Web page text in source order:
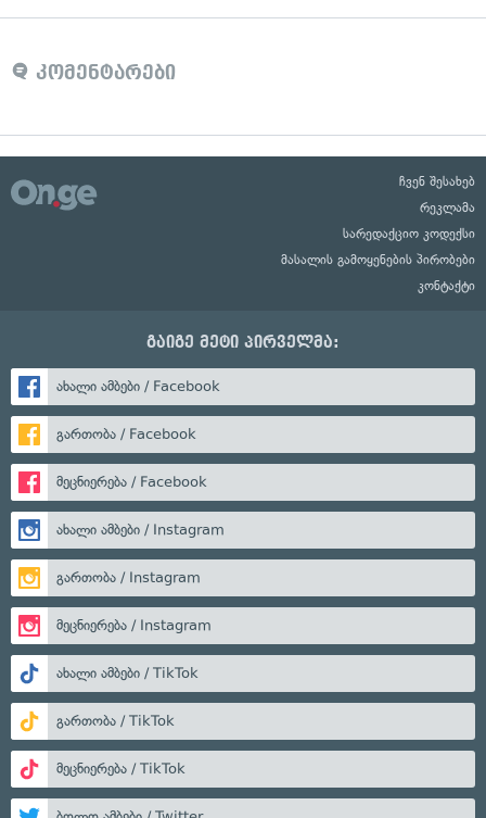
კომენტარები
ჩვენ შესახებ
რეკლამა
სარედაქციო კოდექსი
მასალის გამოყენების პირობები
კონტაქტი
გაიგე მეტი პირველმა:
ახალი ამბები / Facebook
გართობა / Facebook
მეცნიერება / Facebook
ახალი ამბები / Instagram
გართობა / Instagram
მეცნიერება / Instagram
ახალი ამბები / TikTok
გართობა / TikTok
მეცნიერება / TikTok